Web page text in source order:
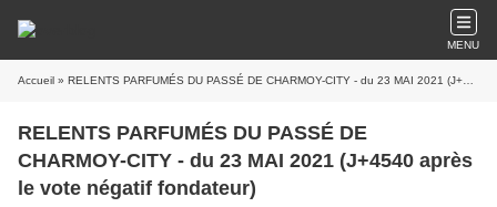
MENU
Accueil » RELENTS PARFUMÉS DU PASSÉ DE CHARMOY-CITY - du 23 MAI 2021 (J+4540 après le vote négatif fondateur)
RELENTS PARFUMÉS DU PASSÉ DE
CHARMOY-CITY - du 23 MAI 2021 (J+4540 après
le vote négatif fondateur)